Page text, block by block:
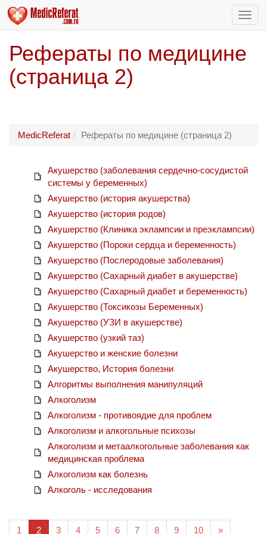
Рефераты по медицине
(страница 2)
MedicReferat Рефераты по медицине (страница 2)
Акушерство (заболевания сердечно-сосудистой
системы у беременных)
Акушерство (история акушерства)
Акушерство (история родов)
Акушерство (Клиника эклампсии и преэклампсии)
Акушерство (Пороки сердца и беременность)
Акушерство (Послеродовые заболевания)
Акушерство (Сахарный диабет в акушерстве)
Акушерство (Сахарный диабет и беременность)
Акушерство (Токсикозы Беременных)
Акушерство (УЗИ в акушерстве)
Акушерство (узкий таз)
Акушерство и женские болезни
Акушерство, История болезни
Алгоритмы выполнения манипуляций
Алкоголизм
Алкоголизм - противоядие для проблем
Алкоголизм и алкогольные психозы
Алкоголизм и метаалкогольные заболевания как
медицинская проблема
Алкоголизм как болезнь
Алкоголь - исследования
1 2(current)
3 4 5 6 7 8 9 10 »